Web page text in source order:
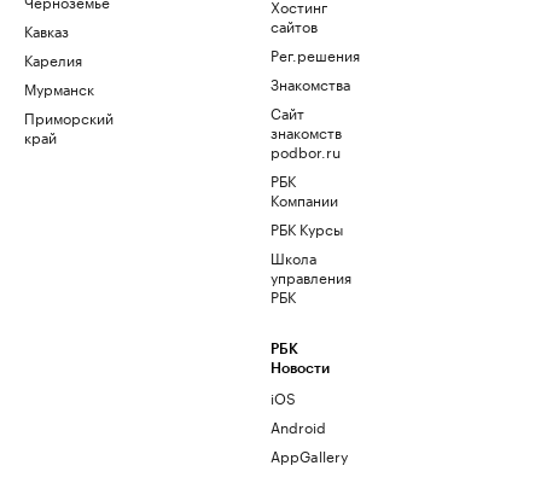
Кавказ
Карелия
Мурманск
Приморский
край
Хостинг
сайтов
Рег.решения
Знакомства
Сайт
знакомств
podbor.ru
РБК
Компании
РБК Курсы
Школа
управления
РБК
РБК
Новости
iOS
Android
AppGallery